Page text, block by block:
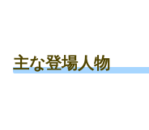
主な登場人物